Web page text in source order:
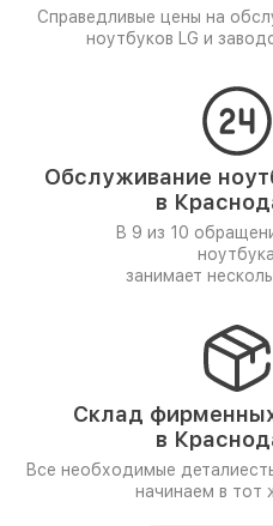
Справедливые цены на
ноутбуков LG и
Обслуживание
в
В 9 из 10
ноутбука
занимает
Склад
в
Все необходимые
начинаем в тот